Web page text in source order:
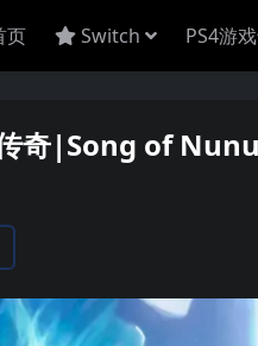
页 Switch PS4游
奇|Song of